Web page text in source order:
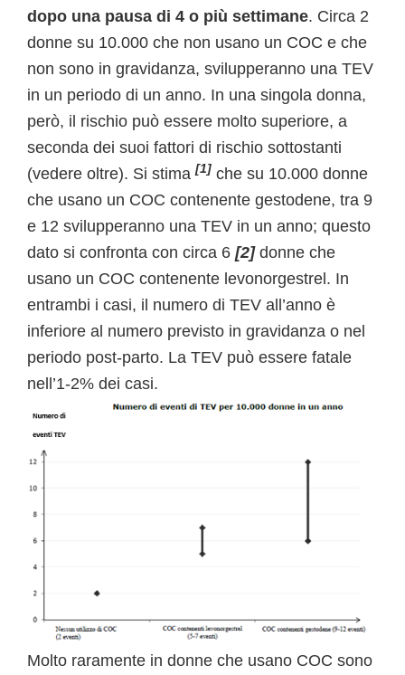
dopo una pausa di 4 o più settimane. Circa 2
donne su 10.000 che non usano un COC e che
non sono in gravidanza, svilupperanno una TEV
in un periodo di un anno. In una singola donna,
però, il rischio può essere molto superiore, a
seconda dei suoi fattori di rischio sottostanti
(vedere oltre). Si stima[1] che su 10.000 donne
che usano un COC contenente gestodene, tra 9
e 12 svilupperanno una TEV in un anno; questo
dato si confronta con circa 6 [2] donne che
usano un COC contenente levonorgestrel. In
entrambi i casi, il numero di TEV all’anno è
inferiore al numero previsto in gravidanza o nel
periodo post-parto. La TEV può essere fatale
nell’1-2% dei casi.
Molto raramente in donne che usano COC sono